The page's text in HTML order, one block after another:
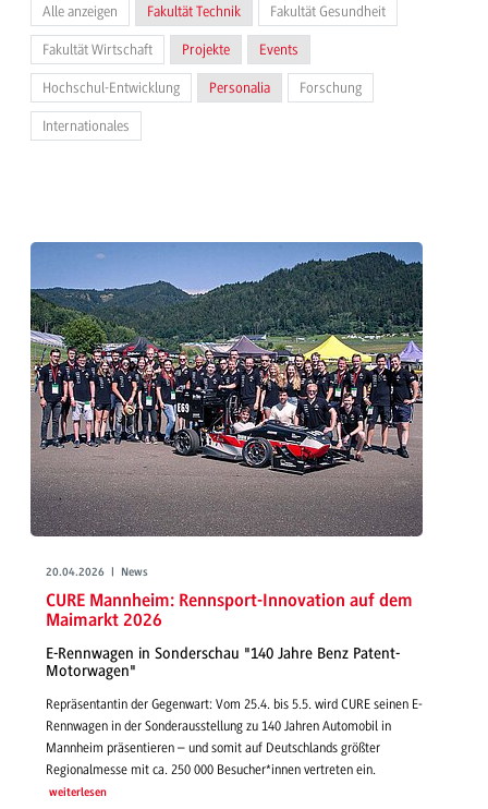
Alle anzeigen Fakultät Technik Fakultät Gesundheit
Fakultät Wirtschaft Projekte Events
Hochschul-Entwicklung Personalia Forschung
Internationales
20.04.2026 | News
CURE Mannheim: Rennsport-Innovation auf dem
Maimarkt 2026
E-Rennwagen in Sonderschau "140 Jahre Benz Patent-
Motorwagen"
Repräsentantin der Gegenwart: Vom 25.4. bis 5.5. wird CURE seinen E-
Rennwagen in der Sonderausstellung zu 140 Jahren Automobil in
Mannheim präsentieren – und somit auf Deutschlands größter
Regionalmesse mit ca. 250 000 Besucher*innen vertreten ein.
weiterlesen